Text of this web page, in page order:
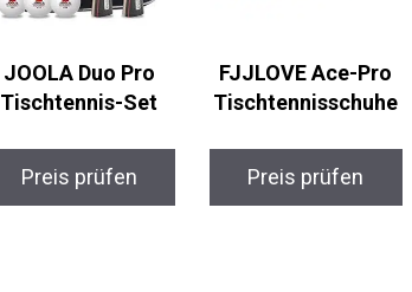
JOOLA Duo Pro
Tischtennis-Set
Preis prüfen
FJJLOVE Ace-Pro
Tischtennisschuhe
Preis prüfen